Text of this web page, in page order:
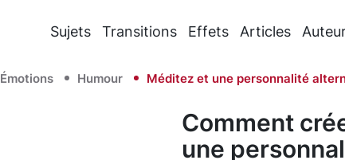
Sujets Transitions Effets Articles
Émotions Humour Méditez et une personnalité
Comment
une